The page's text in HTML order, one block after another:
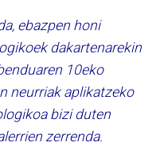
ebazpen honi
dakartenarekin
10eko
neurriak aplikatzeko
bizi duten
zerrenda.